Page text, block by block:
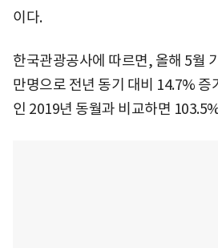
이다.
한국관광공사에 따르면, 올해 5월
만명으로 전년 동기 대비 14.7% 증
인 2019년 동월과 비교하면